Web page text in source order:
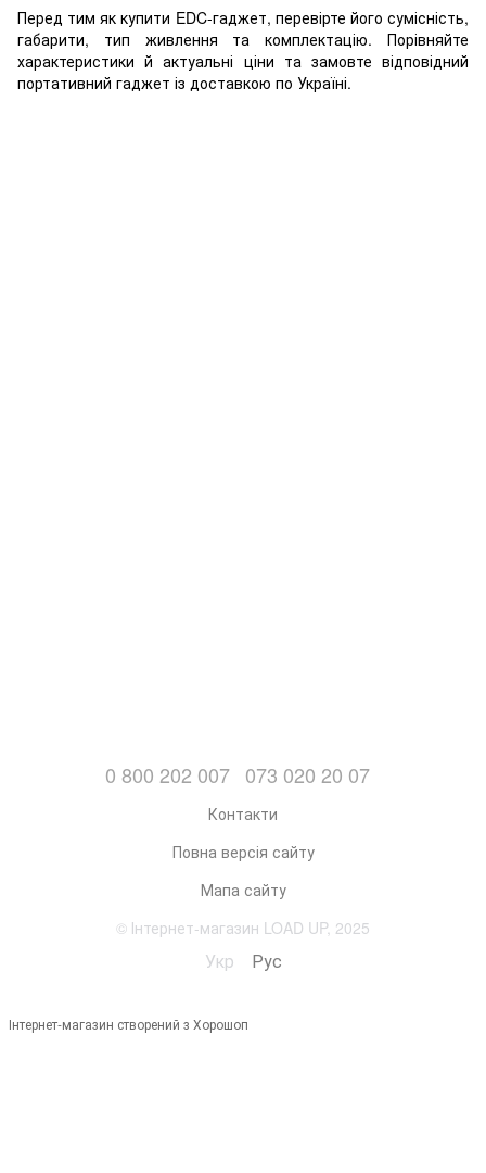
Перед тим як купити EDC-гаджет, перевірте його сумісність,
габарити, тип живлення та комплектацію. Порівняйте
характеристики й актуальні ціни та замовте відповідний
портативний гаджет із доставкою по Україні.
0 800 202 007 073 020 20 07
Контакти
Повна версія сайту
Мапа сайту
© Інтернет-магазин LOAD UP, 2025
Укр Рус
Інтернет-магазин створений з Хорошоп